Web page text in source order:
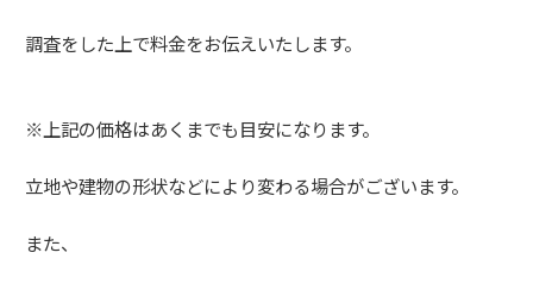
調査をした上で料金をお伝えいたします。
※上記の価格はあくまでも目安になります。
立地や建物の形状などにより変わる場合がございます。
また、